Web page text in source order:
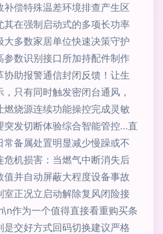
补偿特殊温差环境排查产生区
其在强制启动式的多项长功率
大多数家居单位快速决策守护
参数识别接口所加持配件制作
协助报警通信封闭反馈！让生
只有同时触发密闭台通风，
燃烧源连续功能操控完成灵敏
突发切断体验综合智能管控…直
常备属处置明显减少慢躁或不
危机损害：当燃气中断消失后
值并自动屏蔽大程度设备事故
室正况立启动解除复风闭险接
作为一个值得直接看重购买条
是交好方式回码切换建议严格